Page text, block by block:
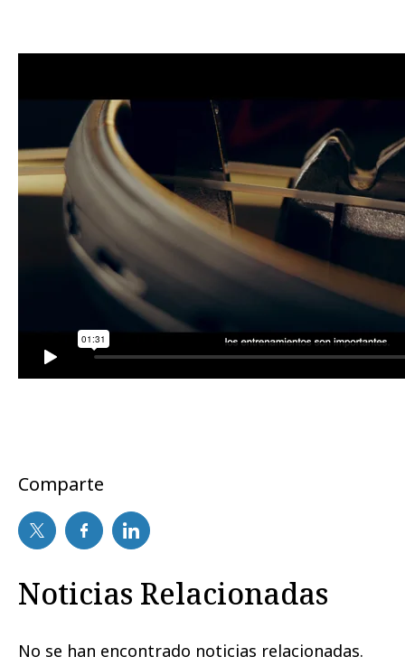
Comparte
Noticias Relacionadas
No se han encontrado noticias relacionadas.